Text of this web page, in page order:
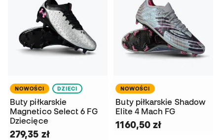
NOWOŚCI DZIECI
Buty piłkarskie
Magnetico Select 6 FG
Dziecięce
279,35 zł
NOWOŚCI
Buty piłkarskie Shadow
Elite 4 Mach FG
1160,50 zł